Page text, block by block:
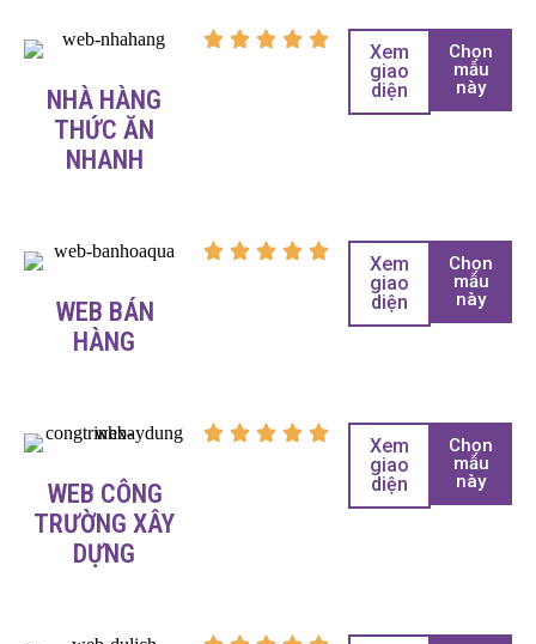
NHÀ HÀNG
THỨC ĂN
NHANH
Xem
giao
diện
Chọn
mẫu
này
WEB BÁN
HÀNG
Xem
giao
diện
Chọn
mẫu
này
WEB CÔNG
TRƯỜNG XÂY
DỰNG
Xem
giao
diện
Chọn
mẫu
này